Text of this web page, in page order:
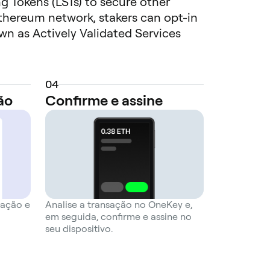
network, stakers can opt-in
as Actively Validated Services
bridges, and decentralized
staked capital for their own
the significant challenge and cost
within the ecosystem.
of an AVS. For ETH stakers,
However, this comes with
determined by the AVS they
Ethereum Beacon Chain but also
for decentralized trust,
capital efficiency and
e
04
Confirme e assine
Analise a transação no OneKey e,
em seguida, confirme e assine no
seu dispositivo.